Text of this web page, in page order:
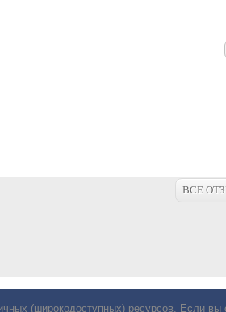
ВСЕ
(широкодоступных) ресурсов. Если